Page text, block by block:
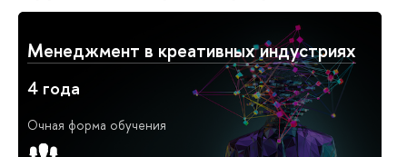
Менеджмент в креативных индустриях
4 года
Очная форма обучения